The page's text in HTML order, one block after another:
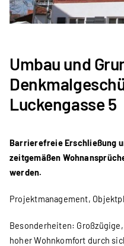
Umbau und
Luckengasse 5
Barrierefreie Erschließung
zeitgemäßen
werden.
Projektmanagement,
Besonderheiten:
hoher Wohnkomfort durch